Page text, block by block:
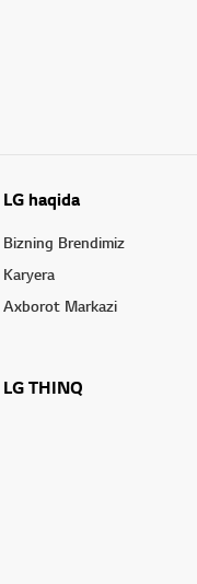
LG haqida
Bizning Brendimiz
Karyera
Axborot Markazi
LG THINQ